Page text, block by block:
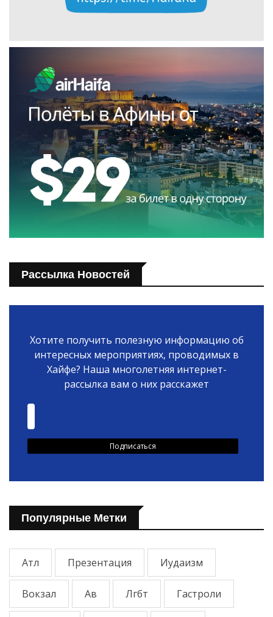
Рассылка Новостей
Хотите получить полезную информацию об
интересных мероприятиях, проводимых в
Хайфе? Наша многолетняя интернет-
рассылка вам о них расскажет
Популярные Метки
Атл Презентация Иудаизм
Вокзал Ав Лгбт Гастроли